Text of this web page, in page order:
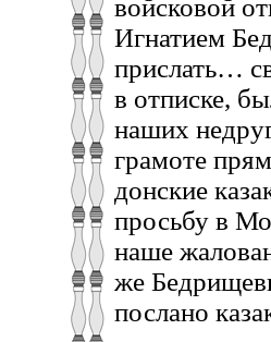
войсковой
Игнатием
прислать…
в отписке,
наших
грамоте
донские
просьбу в
наше
же
послано